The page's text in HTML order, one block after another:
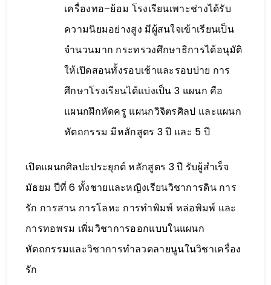
เครื่องทอ–ย้อม โรงเรียนเพาะช่างได้รับ
ความนิยมอย่างสูง มีผู้สนใจเข้าเรียนเป็น
จำนวนมาก กระทรวงศึกษาธิการได้อนุมัติ
ให้เปิดสอนทั้งรอบเช้าและรอบบ่าย การ
ศึกษาโรงเรียนได้แบ่งเป็น 3 แผนก คือ
แผนกฝึกหัดครู แผนกวิจิตรศิลป และแผนก
หัตถกรรม มีหลักสูตร 3 ปี และ 5 ปี
เปิดแผนกศิลปะประยุกต์ หลักสูตร 3 ปี รับผู้สำเร็จ
มัธยม ปีที่ 6 ทั้งชายและหญิงเรียนวิชาการดิน การ
รัก การสาน การโลหะ การทำพิมพ์ หล่อพิมพ์ และ
การทอพรม เพิ่มวิชาการออกแบบในแผนก
หัตถกรรมและวิชาการทำลวดลายนูนในวิชาเครื่อง
รัก